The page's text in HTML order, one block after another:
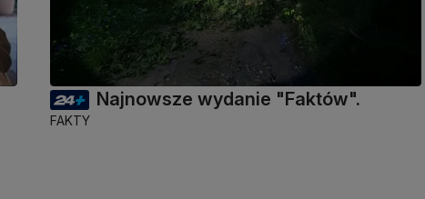
Najnowsze wydanie "Faktów".
FAKTY